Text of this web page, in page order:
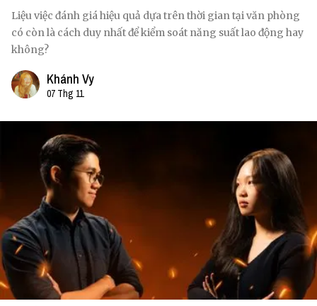
Liệu việc đánh giá hiệu quả dựa trên thời gian tại văn phòng
có còn là cách duy nhất để kiểm soát năng suất lao động hay
không?
Khánh Vy
07 Thg 11